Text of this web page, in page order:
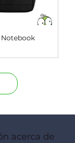
acerca de